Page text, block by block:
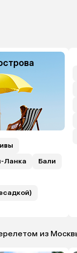
Ланка
Бали
из